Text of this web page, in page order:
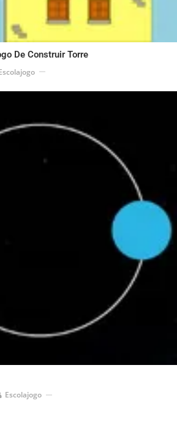
De Construir Torre
Escolajogo